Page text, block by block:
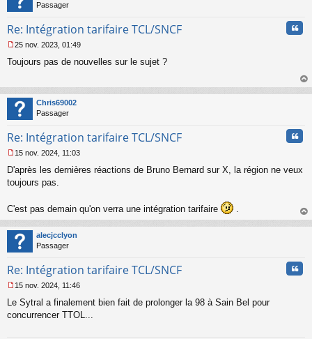
Passager
Re: Intégration tarifaire TCL/SNCF
e
a
g
e
o
l
u
25 nov. 2023, 01:49
Toujours pas de nouvelles sur le sujet ?
au
Chris69002
Passager
Re: Intégration tarifaire TCL/SNCF
e
s
g
n
o
n
u
15 nov. 2024, 11:03
D'après les dernières réactions de Bruno Bernard sur X, la région ne veux
toujours pas.
C'est pas demain qu'on verra une intégration tarifaire .
au
alecjcclyon
Passager
Re: Intégration tarifaire TCL/SNCF
e
s
15 nov. 2024, 11:46
Le Sytral a finalement bien fait de prolonger la 98 à Sain Bel pour
concurrencer TTOL...